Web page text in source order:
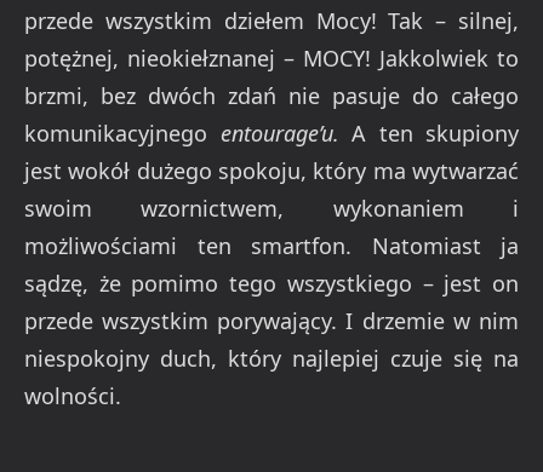
przede wszystkim dziełem Mocy! Tak – silnej,
potężnej, nieokiełznanej – MOCY! Jakkolwiek to
brzmi, bez dwóch zdań nie pasuje do całego
komunikacyjnego entourage’u. A ten skupiony
jest wokół dużego spokoju, który ma wytwarzać
swoim wzornictwem, wykonaniem i
możliwościami ten smartfon. Natomiast ja
sądzę, że pomimo tego wszystkiego – jest on
przede wszystkim porywający. I drzemie w nim
niespokojny duch, który najlepiej czuje się na
wolności.